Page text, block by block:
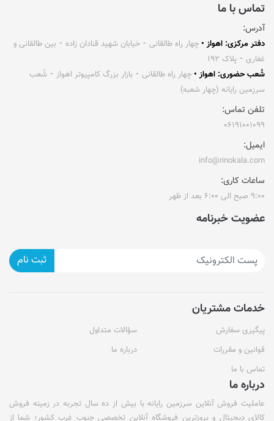
تماس با ما
آدرس:
دفتر مرکزی: اهواز • چهار راه طالقانی ⁃ خیابان شهید قنادان زاده ⁃ بین طالقانی و
غفاری ⁃ پلاک ۱۹۲
شُعب حضوری: اهواز • چهار راه طالقانی ⁃ بازار بزرگ کامپیوتر اهواز ⁃ شُعب
سرزمین رایانه (چهار شعبه)
تلفن تماس:
۰۶۱۹۱۰۰۱۰۹۹
ایمیل:
info@rinokala.com
ساعات کاری:
۹:۰۰ صبح الی ۶:۰۰ بعد از ظهر
عضویت خبرنامه
ثبت نام
خدمات مشتریان
پیگیری سفارش
سؤالات متداول
قوانین و مقررات
درباره ما
تماس با ما
درباره ما
عاملیت فروش آنلاین سرزمین رایانه با بیش از ده سال تجربه در زمینه فروش
کالای دیجیتال و بروزترین فروشگاه آنلاین تخصصی جنوب غرب کشور؛ شما از